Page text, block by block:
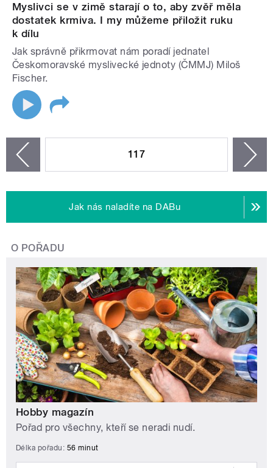
Myslivci se v zimě starají o to, aby zvěř měla
dostatek krmiva. I my můžeme přiložit ruku
k dílu
Jak správně přikrmovat nám poradí jednatel
Českomoravské myslivecké jednoty (ČMMJ) Miloš
Fischer.
117
Jak nás naladíte na DABu
O POŘADU
Hobby magazín
Pořad pro všechny, kteří se neradi nudí.
Délka pořadu: 56 minut